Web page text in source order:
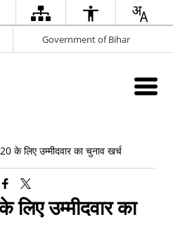
Government of Bihar
के लिए उम्मीदवार का चुनाव खर्च
लिए उम्मीदवार का